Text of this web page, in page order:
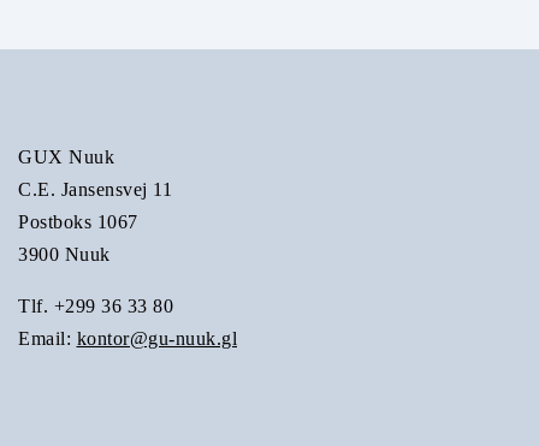
GUX Nuuk
C.E. Jansensvej 11
Postboks 1067
3900 Nuuk
Tlf. +299 36 33 80
Email: kontor@gu-nuuk.gl